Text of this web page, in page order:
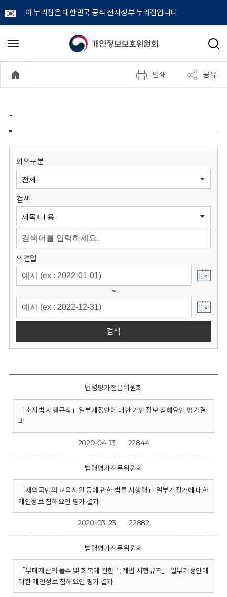
이 누리집은 대한민국 공식 전자정부 누리집입니다.
개
정
보
원
회
메
기
검
인쇄 공유
-
회의구분
검색
의결일
~
검색
법령평가전문위원회
「초지법 시행규칙」일부개정안에 대한 개인정보 침해요인 평가결
과
2020-04-13 22844
법령평가전문위원회
「재외국민의 교육지원 등에 관한 법률 시행령」 일부개정안에 대한
개인정보 침해요인 평가 결과
2020-03-23 22882
법령평가전문위원회
「부패재산의 몰수 및 회복에 관한 특례법 시행규칙」 일부개정안에
대한 개인정보 침해요인 평가 결과